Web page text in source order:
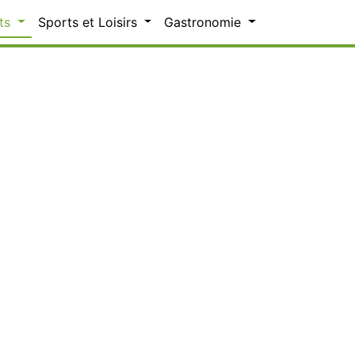
Sports et Loisirs Gastronomie